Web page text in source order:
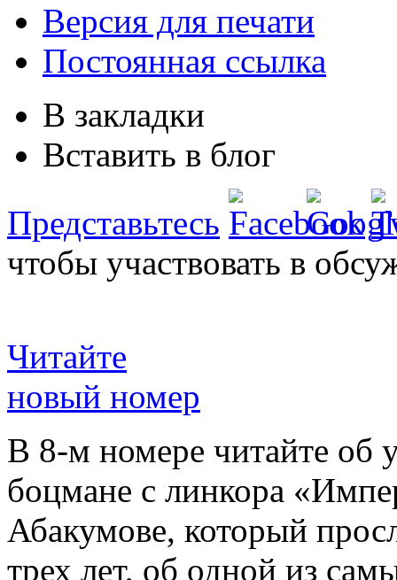
Версия для печати
Постоянная ссылка
В закладки
Вставить в блог
Представьтесь
чтобы участвовать в
Читайте
новый номер
В 8-м номере читайте об
боцмане с линкора
Абакумове, который
трех лет, об одной из